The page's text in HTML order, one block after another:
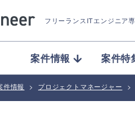
フリーランスITエンジニア
案件情報 案件特
件情報 > プロジェクトマネージャー >